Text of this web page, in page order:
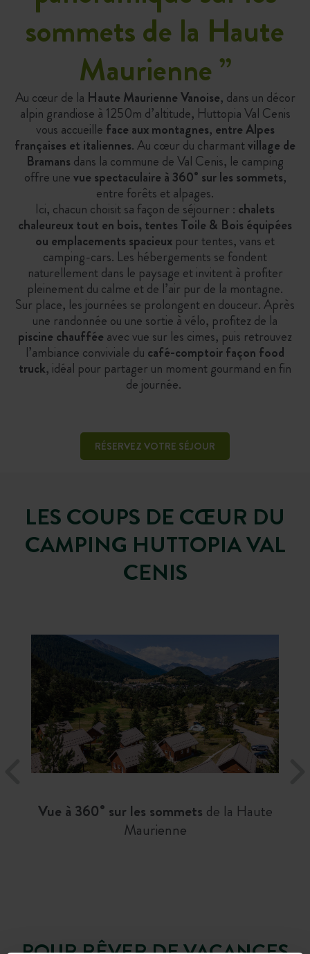
sommets de la Haute
Maurienne”
Au cœur de la Haute Maurienne Vanoise, dans un décor
alpin grandiose à 1250m d’altitude, Huttopia Val Cenis
vous accueille face aux montagnes, entre Alpes
françaises et italiennes. Au cœur du charmantvillage de
Bramans dans la commune de Val Cenis, le camping
offre unevue spectaculaire à 360° sur les sommets,
entre forêts et alpages.
Ici, chacun choisit sa façon de séjourner : chalets
chaleureux tout en bois, tentes Toile & Bois équipées
ou emplacements spacieux pour tentes, vans et
camping-cars. Les hébergements se fondent
naturellement dans le paysage et invitent à profiter
pleinement du calme et de l’air pur de la montagne.
Sur place, les journées se prolongent en douceur. Après
une randonnée ou une sortie à vélo, profitez de la
piscine chauffée avec vue sur les cimes, puis retrouvez
l’ambiance conviviale du café-comptoir façon food
truck, idéal pour partager un moment gourmand en fin
de journée.
RÉSERVEZ VOTRE SÉJOUR
LES COUPS DE CŒUR DU
CAMPING HUTTOPIA VAL
CENIS
Vue à 360° sur les sommets de la Haute
Maurienne